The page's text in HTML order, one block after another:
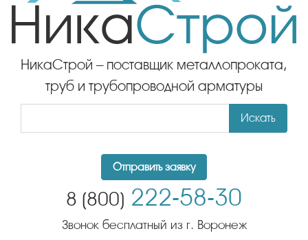
НикаСтрой – поставщик металлопроката,
труб и трубопроводной арматуры
Искать
Отправить заявку
8 (800) 222-58-30
Звонок бесплатный из г. Воронеж